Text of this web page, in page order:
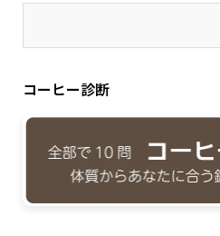
コーヒー診断